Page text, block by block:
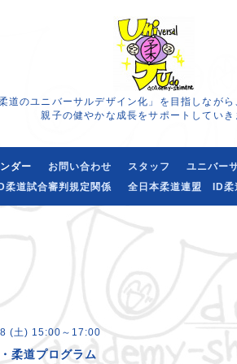
道のユニバーサルデザイン化」を目指しなが
親子の健やかな成長をサポートしていき
ダー お問い合わせ スタッフ ユニバー
道試合審判規定関係 全日本柔道連盟 ID柔
(土) 15:00～17:00
柔道プログラム